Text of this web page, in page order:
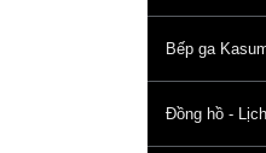
Bếp ga
Đồng hồ -